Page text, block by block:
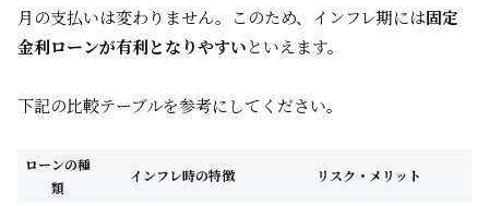
月の支払いは変わりません。このため、インフレ期には固定
金利ローンが有利となりやすいといえます。
下記の比較テーブルを参考にしてください。
ローンの種
類
インフレ時の特徴 リスク・メリット